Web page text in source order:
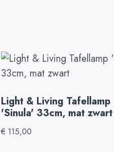
Light & Living Tafellamp
'Sinula' 33cm, mat zwart
€115,00